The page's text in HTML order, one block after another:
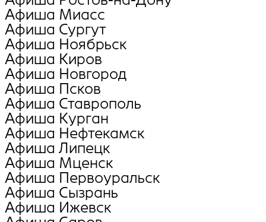
Афиша Миасс
Афиша Сургут
Афиша Ноябрьск
Афиша Киров
Афиша Новгород
Афиша Псков
Афиша Ставрополь
Афиша Курган
Афиша Нефтекамск
Афиша Липецк
Афиша Мценск
Афиша Первоуральск
Афиша Сызрань
Афиша Ижевск